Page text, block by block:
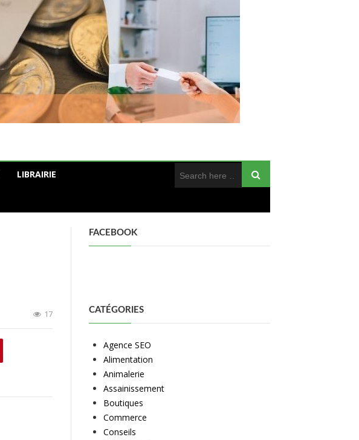
LIBRAIRIE
17
FACEBOOK
CATÉGORIES
Agence SEO
Alimentation
Animalerie
Assainissement
Boutiques
Commerce
Conseils